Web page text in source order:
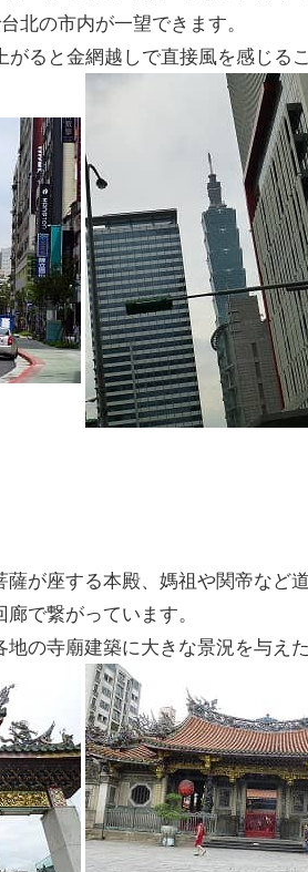
北の市内が一望できます。
ると金網越しで直接風を感じる
薩が座する本殿、媽祖や関帝など
で繋がっています。
の寺廟建築に大きな景況を与え